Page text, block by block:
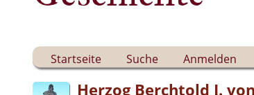
Startseite Suche Anmelden
Herzog Berchtold I.